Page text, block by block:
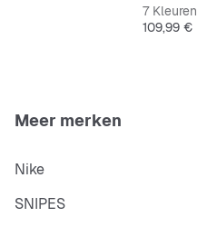
7 Kleuren
Prijs
109,99 €
Meer merken
Nike
SNIPES